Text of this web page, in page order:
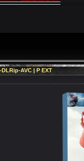
AVC | P EXT